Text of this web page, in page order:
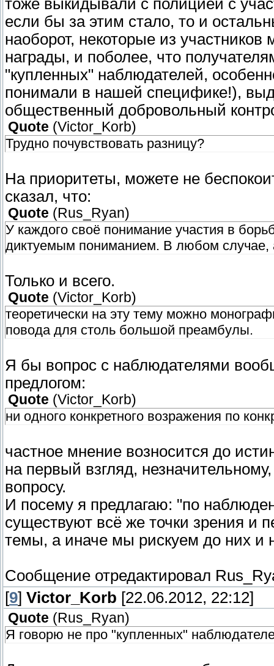
тоже выкидывали с полицией с
если бы за этим стало, то и
наоборот, некоторые из
награды, и поболее, что
"купленных" наблюдателей,
понимали в нашей специфике!),
общественный добровольный
Quote (Victor_Korb)
Трудно почувствовать разницу?
На приоритеты, можете не
сказал, что:
Quote ( Rus_Ryan)
У каждого своё понимание участия в
диктуемым пониманием. В любом случае,
Только и всего.
Quote (Victor_Korb)
теоретически на эту тему можно
повода для столь большой преамбулы.
Я бы вопрос с наблюдателями
предлогом:
Quote (Victor_Korb)
ни одного конкретного возражения по
частное мнение возносится до
на первый взгляд,
вопросу.
И посему я предлагаю: "по
существуют всё же точки зрения и
темы, а иначе мы рискуем до них и
Сообщение отредактировал
[9] Victor_Korb [22.06.2012, 22:12]
Quote ( Rus_Ryan)
Я говорю не про "купленных"